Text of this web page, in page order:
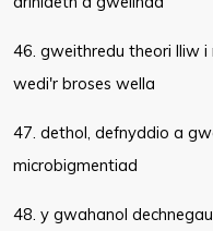
46. gweithredu theori lliw
wedi'r broses wella
47. dethol, defnyddio a
microbigmentiad
48. y gwahanol